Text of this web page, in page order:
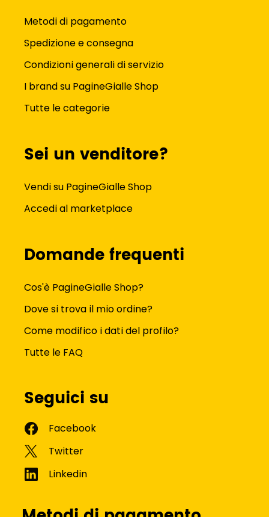
Metodi di pagamento
Spedizione e consegna
Condizioni generali di servizio
I brand su PagineGialle Shop
Tutte le categorie
Sei un venditore?
Vendi su PagineGialle Shop
Accedi al marketplace
Domande frequenti
Cos'è PagineGialle Shop?
Dove si trova il mio ordine?
Come modifico i dati del profilo?
Tutte le FAQ
Seguici su